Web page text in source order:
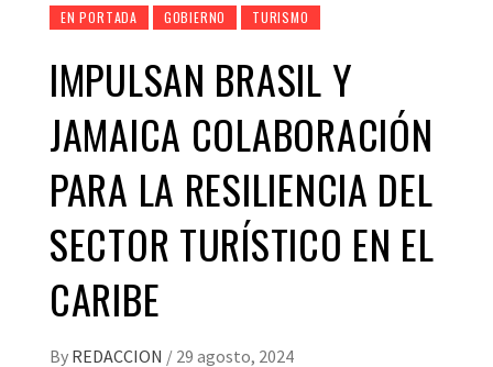
EN PORTADA GOBIERNO TURISMO
IMPULSAN BRASIL Y
JAMAICA COLABORACIÓN
PARA LA RESILIENCIA DEL
SECTOR TURÍSTICO EN EL
CARIBE
By REDACCION / 29 agosto, 2024